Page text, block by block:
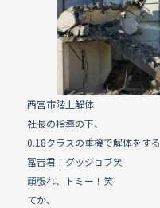
b
o
o
k
西宮市階上解体
社長の指導の下、
0.18クラスの重機で解体をする
冨吉君！グッジョブ笑
頑張れ、トミー！笑
てか、